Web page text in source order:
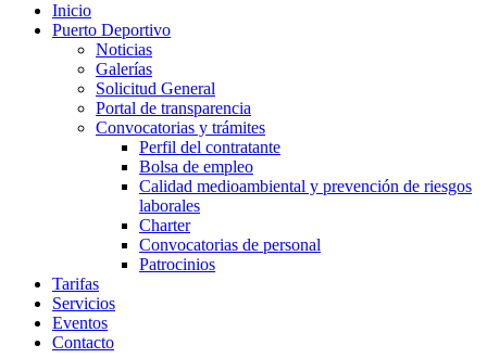
Inicio
Puerto Deportivo
Noticias
Galerías
Solicitud General
Portal de transparencia
Convocatorias y trámites
Perfil del contratante
Bolsa de empleo
Calidad medioambiental y prevención de riesgos
laborales
Charter
Convocatorias de personal
Patrocinios
Tarifas
Servicios
Eventos
Contacto